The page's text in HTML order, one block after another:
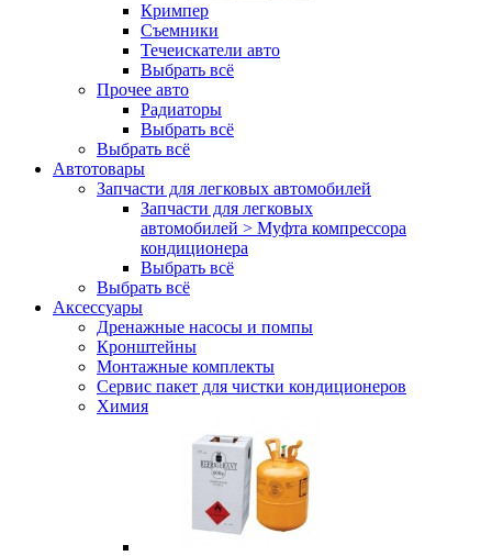
Кримпер
Съемники
Течеискатели авто
Выбрать всё
Прочее авто
Радиаторы
Выбрать всё
Выбрать всё
Автотовары
Запчасти для легковых автомобилей
Запчасти для легковых
автомобилей > Муфта компрессора
кондиционера
Выбрать всё
Выбрать всё
Аксессуары
Дренажные насосы и помпы
Кронштейны
Монтажные комплекты
Сервис пакет для чистки кондиционеров
Химия